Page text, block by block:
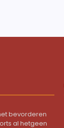
bevorderen
al hetgeen